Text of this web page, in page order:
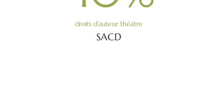
droits d’auteur théâtre
SACD